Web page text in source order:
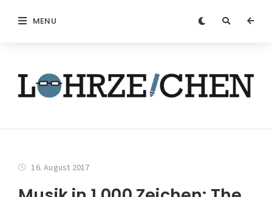
MENU
16. August 2017